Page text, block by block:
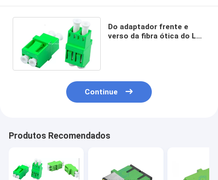
Do adaptador frente e
verso da fibra ótica do LC
Continue
Produtos Recomendados